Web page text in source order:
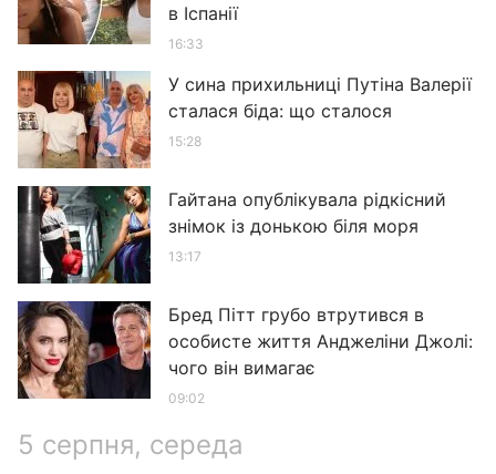
в Іспанії
16:33
У сина прихильниці Путіна Валерії
сталася біда: що сталося
15:28
Гайтана опублікувала рідкісний
знімок із донькою біля моря
13:17
Бред Пітт грубо втрутився в
особисте життя Анджеліни Джолі:
чого він вимагає
09:02
5 серпня, середа